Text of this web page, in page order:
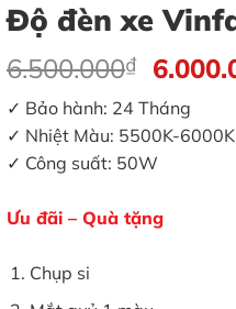
Độ đèn xe
6.500.000₫
Giá
gốc
là:
✓ Bảo hành: 24 Tháng
✓ Nhiệt Màu: 5500K-6000K
✓ Công suất: 50W
Ưu đãi – Quà tặng
Chụp si